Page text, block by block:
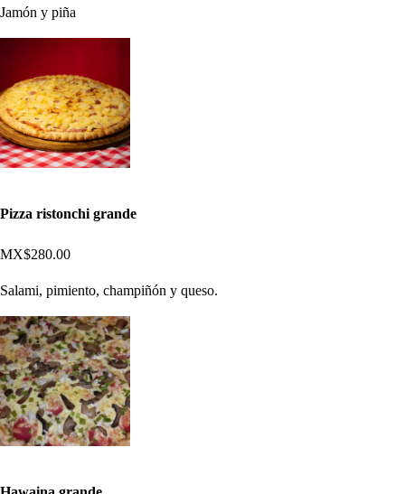
Jamón y piña
Pizza ristonchi grande
MX$280.00
Salami, pimiento, champiñón y queso.